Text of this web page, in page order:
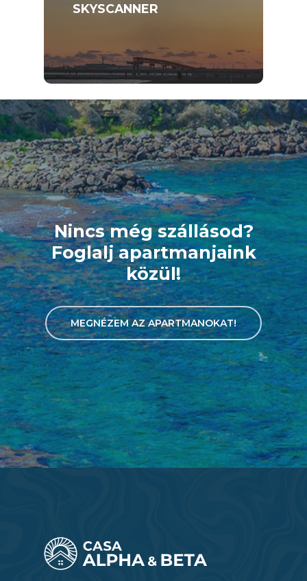
SKYSCANNER
Nincs még szállásod?
Foglalj apartmanjaink
közül!
MEGNÉZEM AZ APARTMANOKAT!